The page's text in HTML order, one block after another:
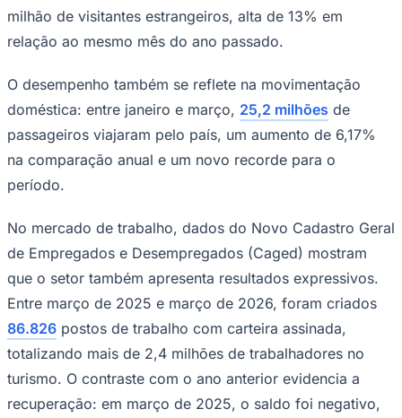
São Paulo
milhão de visitantes estrangeiros, alta de 13% em
relação ao mesmo mês do ano passado.
O desempenho também se reflete na movimentação
doméstica: entre janeiro e março, 25,2 milhões de
passageiros viajaram pelo país, um aumento de 6,17%
na comparação anual e um novo recorde para o
período.
No mercado de trabalho, dados do Novo Cadastro Geral
de Empregados e Desempregados (Caged) mostram
que o setor também apresenta resultados expressivos.
Entre março de 2025 e março de 2026, foram criados
86.826 postos de trabalho com carteira assinada,
totalizando mais de 2,4 milhões de trabalhadores no
turismo. O contraste com o ano anterior evidencia a
recuperação: em março de 2025, o saldo foi negativo,